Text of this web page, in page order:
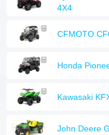
4Х4
CFMOTO
Honda
Kawasaki
John Deere